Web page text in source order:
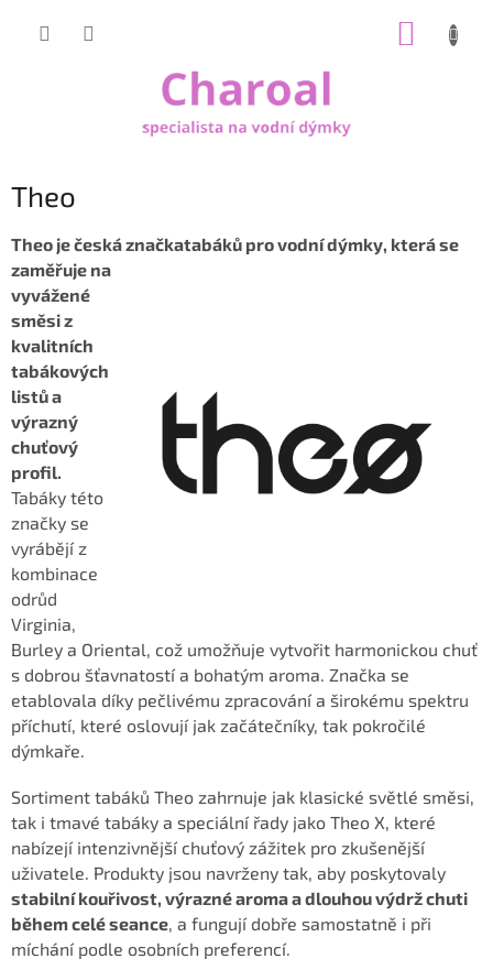
Theo
Theo je česká značkatabáků pro vodní dýmky, která se
zaměřuje na
vyvážené
směsi z
kvalitních
tabákových
listů a
výrazný
chuťový
profil.
Tabáky této
značky se
vyrábějí z
kombinace
odrůd
Virginia,
Burley a Oriental, což umožňuje vytvořit harmonickou chuť
s dobrou šťavnatostí a bohatým aroma. Značka se
etablovala díky pečlivému zpracování a širokému spektru
příchutí, které oslovují jak začátečníky, tak pokročilé
dýmkaře.
Sortiment tabáků Theo zahrnuje jak klasické světlé směsi,
tak i tmavé tabáky a speciální řady jako Theo X, které
nabízejí intenzivnější chuťový zážitek pro zkušenější
uživatele. Produkty jsou navrženy tak, aby poskytovaly
stabilní kouřivost, výrazné aroma a dlouhou výdrž chuti
během celé seance, a fungují dobře samostatně i při
míchání podle osobních preferencí.